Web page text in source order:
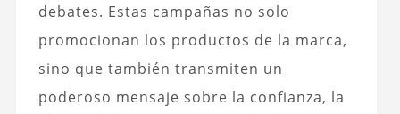
debates. Estas campañas no solo
promocionan los productos de la marca,
sino que también transmiten un
poderoso mensaje sobre la confianza, la